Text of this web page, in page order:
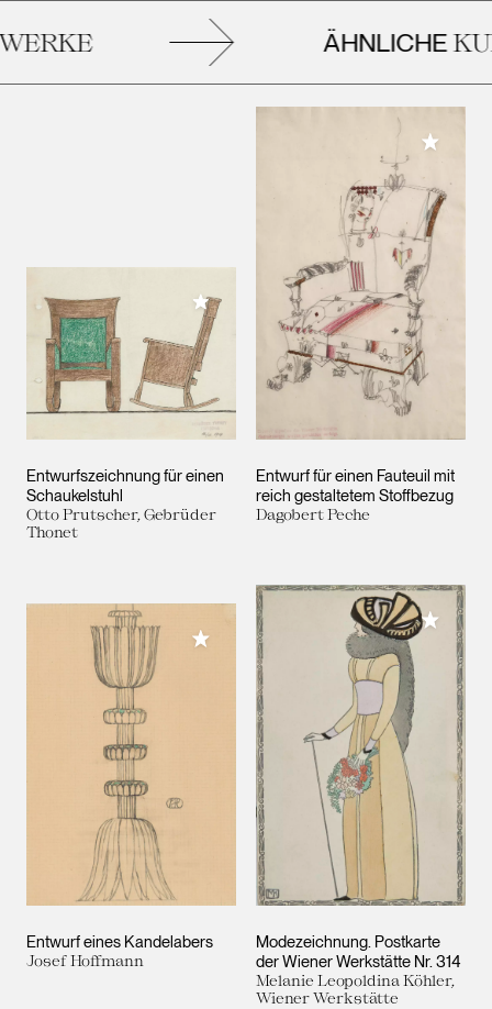
ÄHNLICHE
Entwurfszeichnung für einen
Schaukelstuhl
Otto Prutscher, Gebrüder
Thonet
Meiner Sammlung hinzufügen
Entwurf für einen Fauteuil mit
reich gestaltetem Stoffbezug
Dagobert Peche
Meiner
Entwurf eines Kandelabers
Josef Hoffmann
Meiner Sammlung hinzufügen
Modezeichnung. Postkarte
der Wiener Werkstätte Nr. 314
Melanie Leopoldina Köhler,
Wiener Werkstätte
Meiner